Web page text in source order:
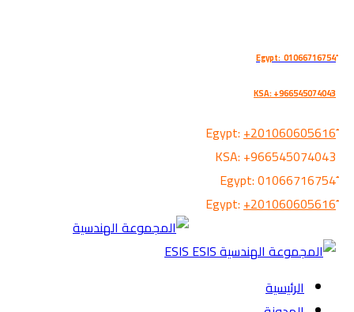
KSA: +966545074043
+201060605616
KSA: +966545074043
01066716754
+201060605616
الرئيسية